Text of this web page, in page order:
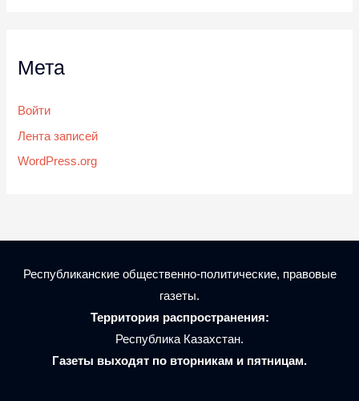
Мета
Войти
Лента записей
WordPress.org
Республиканские общественно-политические, правовые
газеты.
Территория распространения:
Республика Казахстан.
Газеты выходят по вторникам и пятницам.